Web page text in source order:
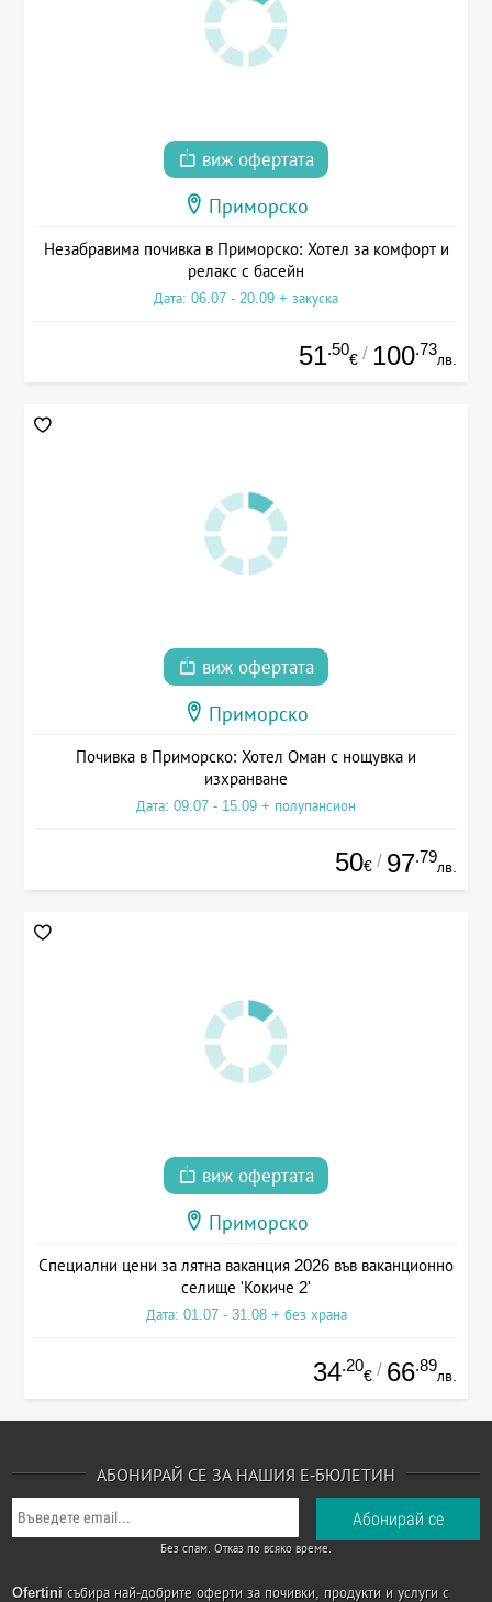
виж офертата
Приморско
Незабравима почивка в Приморско: Хотел за комфорт и
релакс с басейн
Дата: 06.07 - 20.09 + закуска
51.50
€ / 100.73
лв.
виж офертата
Приморско
Почивка в Приморско: Хотел Оман с нощувка и
изхранване
Дата: 09.07 - 15.09 + полупансион
50€ / 97.79
лв.
виж офертата
Приморско
Специални цени за лятна ваканция 2026 във ваканционно
селище 'Кокиче 2'
Дата: 01.07 - 31.08 + без храна
34.20
€ / 66.89
лв.
АБОНИРАЙ СЕ ЗА НАШИЯ Е-БЮЛЕТИН
Без спам. Отказ по всяко време.
Ofertini събира най-добрите оферти за почивки, продукти и услуги с